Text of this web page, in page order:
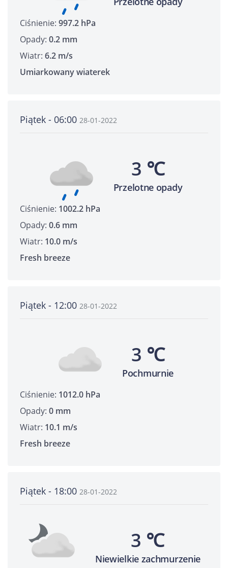
Ciśnienie: 997.2 hPa
Opady: 0.2 mm
Wiatr: 6.2 m/s
Umiarkowany wiaterek
Piątek - 06:00 28-01-2022
3 ℃
Przelotne opady
Ciśnienie: 1002.2 hPa
Opady: 0.6 mm
Wiatr: 10.0 m/s
Fresh breeze
Piątek - 12:00 28-01-2022
3 ℃
Pochmurnie
Ciśnienie: 1012.0 hPa
Opady: 0 mm
Wiatr: 10.1 m/s
Fresh breeze
Piątek - 18:00 28-01-2022
3 ℃
Niewielkie zachmurzenie